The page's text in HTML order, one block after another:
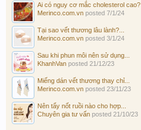
Ai có nguy cơ mắc cholesterol cao?
Merinco.com.vn posted 7/1/24
Tại sao vết thương lâu lành?...
Merinco.com.vn posted 3/1/24
Sau khi phun môi nên sử dụng...
KhanhVan posted 21/12/23
Miếng dán vết thương thay chỉ...
Merinco.com.vn posted 23/11/23
Nên tẩy nốt ruồi nào cho hợp...
Chuyên gia tư vấn posted 21/10/23